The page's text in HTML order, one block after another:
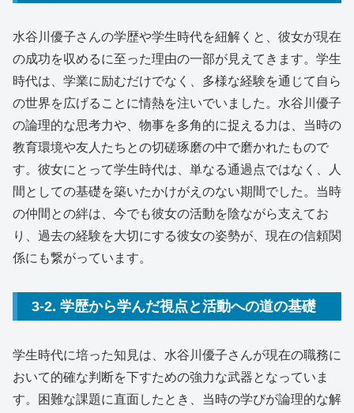
水谷川優子さんの学歴や学生時代を紐解くと、彼女が現在
の成功を収めるに至った理由の一部が見えてきます。学生
時代は、学業に励むだけでなく、多様な経験を通じて自ら
の世界を広げることに情熱を注いでいました。水谷川優子
の論理的な思考力や、物事を多角的に捉える力は、当時の
教育環境や友人たちとの切磋琢磨の中で磨かれたもので
す。彼女にとって学生時代は、単なる通過点ではなく、人
間としての基礎を築いたかけがえのない期間でした。当時
の仲間との絆は、今でも彼女の活動を陰ながら支えてお
り、過去の経験を大切にする彼女の姿勢が、現在の信頼関
係にも繋がっています。
3-2. 学歴から学んだ視点と活動への道の基礎
学生時代に培った知見は、水谷川優子さんが現在の職務に
おいて的確な判断を下すための強力な武器となっていま
す。困難な課題に直面したとき、当時の学びが論理的な解